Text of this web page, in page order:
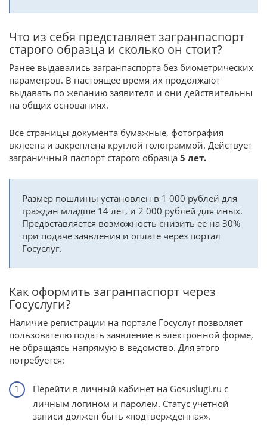
Что из себя представляет загранпаспорт
старого образца и сколько он стоит?
Ранее выдавались загранпаспорта без биометрических
параметров. В настоящее время их продолжают
выдавать по желанию заявителя и они действительны
на общих основаниях.
Все страницы документа бумажные, фотография
вклеена и закреплена круглой голограммой. Действует
заграничный паспорт старого образца 5 лет.
Размер пошлины установлен в 1 000 рублей для
граждан младше 14 лет, и 2 000 рублей для иных.
Предоставляется возможность снизить ее на 30%
при подаче заявления и оплате через портал
Госуслуг.
Как оформить загранпаспорт через
Госуслуги?
Наличие регистрации на портале Госуслуг позволяет
пользователю подать заявление в электронной форме,
не обращаясь напрямую в ведомство. Для этого
потребуется:
Перейти в личный кабинет на Gosuslugi.ru с
личным логином и паролем. Статус учетной
записи должен быть «подтвержденная».